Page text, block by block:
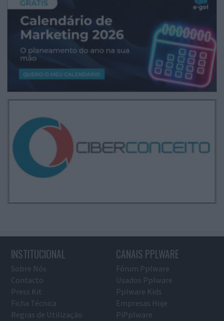
INSTITUCIONAL
Sobre Nós
Contacto
Press Kit
Ficha Técnica
Regras de Utilização
CANAIS PPLWARE
Fórum Pplware
Usados Pplware
Pplware Kids
Empresas Hoje
PiPplware